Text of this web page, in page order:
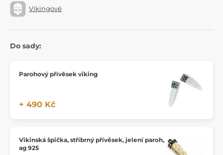
Vikingové
Do sady:
Parohový přívěsek viking
+ 490 Kč
Vikinská špička, stříbrný přívěsek, jelení paroh,
ag 925